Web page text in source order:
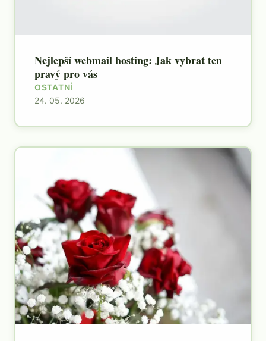
Nejlepší webmail hosting: Jak vybrat ten
pravý pro vás
OSTATNÍ
24. 05. 2026